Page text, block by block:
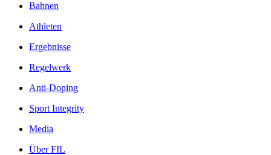
Bahnen
Athleten
Ergebnisse
Regelwerk
Anti-Doping
Sport Integrity
Media
Über FIL